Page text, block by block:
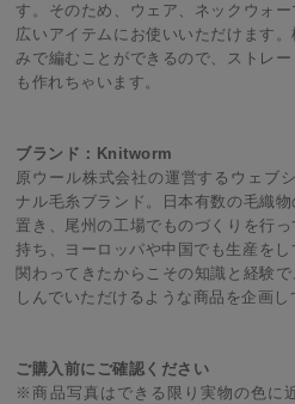
す。そのため、ウェア、ネックウォ
広いアイテムにお使いいただけます
みで編むことができるので、ストレ
も作れちゃいます。
ブランド：Knitworm
原ウール株式会社の運営するウェブ
ナル毛糸ブランド。日本有数の毛織
置き、尾州の工場でものづくりを行
持ち、ヨーロッパや中国でも生産を
関わってきたからこその知識と経験
しんでいただけるような商品を企画し
ご購入前にご確認ください
※商品写真はできる限り実物の色に